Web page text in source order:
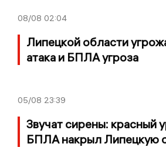
08/08 02:04
Липецкой области
атака и БПЛА угроза
05/08 23:39
Звучат сирены: красный
БПЛА накрыл Липецкую